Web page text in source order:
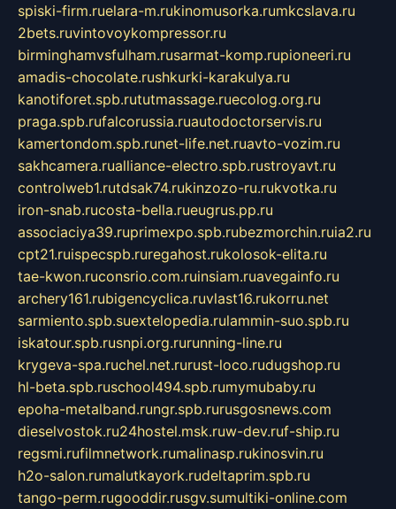
spiski-firm.ruelara-m.rukinomusorka.rumkcslava.ru
2bets.ruvintovoykompressor.ru
birminghamvsfulham.rusarmat-komp.rupioneeri.ru
amadis-chocolate.rushkurki-karakulya.ru
kanotiforet.spb.rututmassage.ruecolog.org.ru
praga.spb.rufalcorussia.ruautodoctorservis.ru
kamertondom.spb.runet-life.net.ruavto-vozim.ru
sakhcamera.rualliance-electro.spb.rustroyavt.ru
controlweb1.rutdsak74.rukinzozo-ru.rukvotka.ru
iron-snab.rucosta-bella.rueugrus.pp.ru
associaciya39.ruprimexpo.spb.rubezmorchin.ruia2.ru
cpt21.ruispecspb.ruregahost.rukolosok-elita.ru
tae-kwon.ruconsrio.com.ruinsiam.ruavegainfo.ru
archery161.rubigencyclica.ruvlast16.rukorru.net
sarmiento.spb.suextelopedia.rulammin-suo.spb.ru
iskatour.spb.rusnpi.org.rurunning-line.ru
krygeva-spa.ruchel.net.rurust-loco.rudugshop.ru
hl-beta.spb.ruschool494.spb.rumymubaby.ru
epoha-metalband.rungr.spb.rurusgosnews.com
dieselvostok.ru24hostel.msk.ruw-dev.ruf-ship.ru
regsmi.rufilmnetwork.rumalinasp.rukinosvin.ru
h2o-salon.rumalutkayork.rudeltaprim.spb.ru
tango-perm.rugooddir.rusgv.sumultiki-online.com